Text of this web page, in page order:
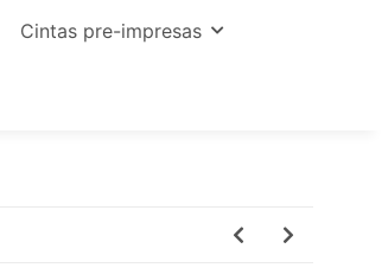
Cintas pre-impresas